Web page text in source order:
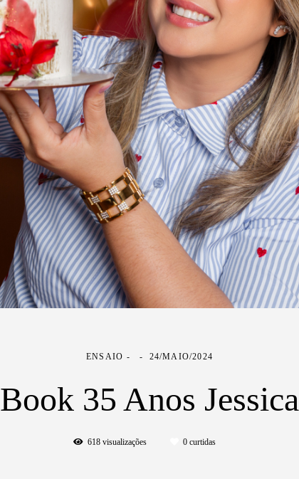
ENSAIO 24/MAIO/2024
Book 35 Anos Jessica
618visualizações 0curtidas